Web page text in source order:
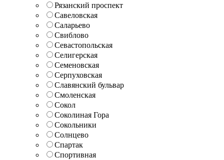
Рязанский проспект
Савеловская
Саларьево
Свиблово
Севастопольская
Селигерская
Семеновская
Серпуховская
Славянский бульвар
Смоленская
Сокол
Соколиная Гора
Сокольники
Солнцево
Спартак
Спортивная